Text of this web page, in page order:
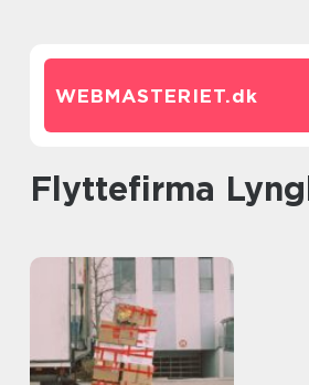
WEBMASTERIET.dk
flyttefirma